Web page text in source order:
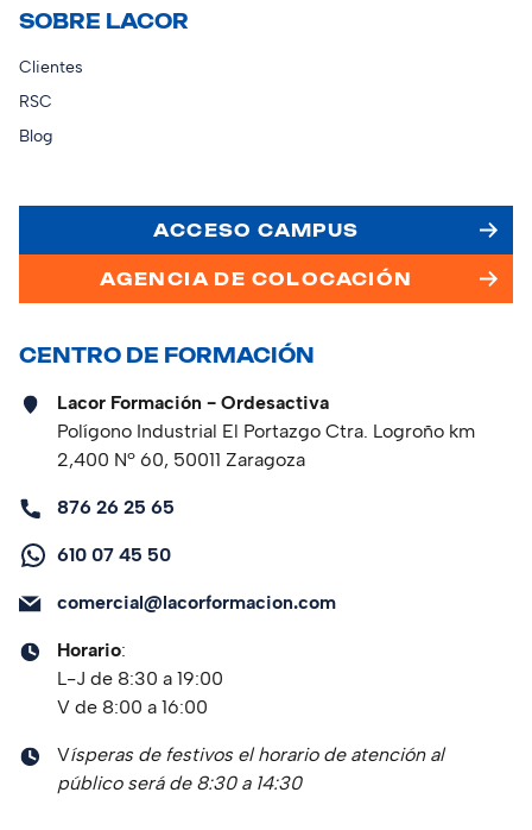
SOBRE LACOR
Clientes
RSC
Blog
ACCESO CAMPUS
AGENCIA DE COLOCACIÓN
CENTRO DE FORMACIÓN
Lacor Formación - Ordesactiva
Polígono Industrial El Portazgo Ctra. Logroño km
2,400 Nº 60, 50011 Zaragoza
876 26 25 65
610 07 45 50
comercial@lacorformacion.com
Horario:
L-J de 8:30 a 19:00
V de 8:00 a 16:00
Vísperas de festivos el horario de atención al
público será de 8:30 a 14:30